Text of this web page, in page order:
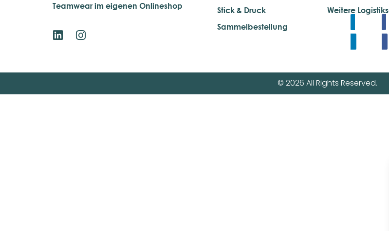
Teamwear im eigenen Onlineshop
Stick & Druck
Sammelbestellung
Weitere
© 2026 All Rights Reserved.